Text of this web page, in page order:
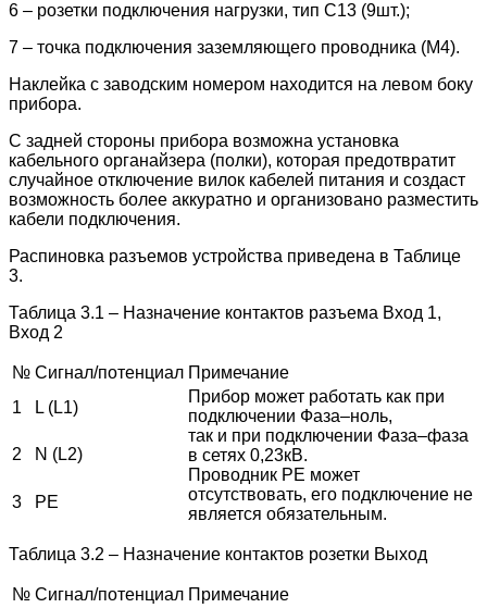
6 – розетки подключения нагрузки, тип C13 (9шт.);
7 – точка подключения заземляющего проводника (М4).
Наклейка с заводским номером находится на левом боку
прибора.
С задней стороны прибора возможна установка
кабельного органайзера (полки), которая предотвратит
случайное отключение вилок кабелей питания и создаст
возможность более аккуратно и организовано разместить
кабели подключения.
Распиновка разъемов устройства приведена в Таблице
3.
Таблица 3.1 – Назначение контактов разъема Вход 1,
Вход 2
№ Сигнал/потенциал Примечание
1
L (L1)
Прибор может работать как при
подключении Фаза–ноль,
так и при подключении Фаза–фаза
в сетях 0,23кВ.
Проводник PE может
отсутствовать, его подключение не
является обязательным.
2 N (L2)
3 PE
Таблица 3.2 – Назначение контактов розетки Выход
№ Сигнал/потенциал Примечание